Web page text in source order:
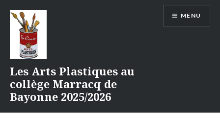
contenu
Les Arts Plastiques au
collège Marracq de
Bayonne 2025/2026
MENU